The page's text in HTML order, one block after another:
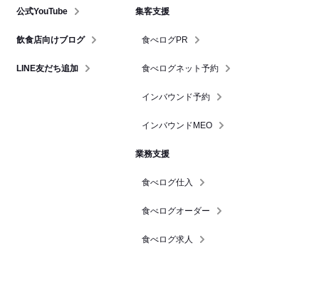
公式YouTube
飲食店向けブログ
LINE友だち追加
集客支援
食べログPR
食べログネット予約
インバウンド予約
インバウンドMEO
業務支援
食べログ仕入
食べログオーダー
食べログ求人